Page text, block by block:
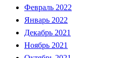
Февраль 2022
Январь 2022
Декабрь 2021
Ноябрь 2021